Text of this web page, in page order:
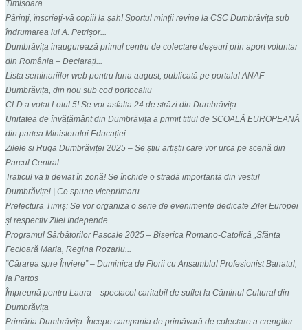
Timișoara
Părinți, înscrieți-vă copiii la șah! Sportul minții revine la CSC Dumbrăvița sub
îndrumarea lui A. Petrișor...
Dumbrăvița inaugurează primul centru de colectare deșeuri prin aport voluntar
din România – Declarați...
Lista seminariilor web pentru luna august, publicată pe portalul ANAF
Dumbrăvița, din nou sub cod portocaliu
CLD a votat Lotul 5! Se vor asfalta 24 de străzi din Dumbrăvița
Unitatea de învățământ din Dumbrăvița a primit titlul de ȘCOALĂ EUROPEANĂ
din partea Ministerului Educației...
Zilele și Ruga Dumbrăviței 2025 – Se știu artiștii care vor urca pe scenă din
Parcul Central
Traficul va fi deviat în zonă! Se închide o stradă importantă din vestul
Dumbrăviței | Ce spune viceprimaru...
Prefectura Timiș: Se vor organiza o serie de evenimente dedicate Zilei Europei
și respectiv Zilei Independe...
Programul Sărbătorilor Pascale 2025 – Biserica Romano-Catolică „Sfânta
Fecioară Maria, Regina Rozariu...
”Cărarea spre Înviere” – Duminica de Florii cu Ansamblul Profesionist Banatul,
la Partoș
Împreună pentru Laura – spectacol caritabil de suflet la Căminul Cultural din
Dumbrăvița
Primăria Dumbrăvița: Începe campania de primăvară de colectare a crengilor –